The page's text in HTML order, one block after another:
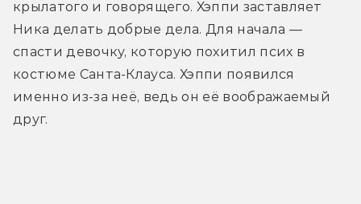
крылатого и говорящего. Хэппи заставляет
Ника делать добрые дела. Для начала —
спасти девочку, которую похитил псих в
костюме Санта-Клауса. Хэппи появился
именно из-за неё, ведь он её воображаемый
друг.